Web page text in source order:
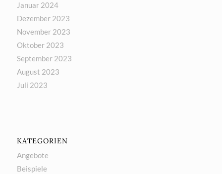
Januar 2024
Dezember 2023
November 2023
Oktober 2023
September 2023
August 2023
Juli 2023
KATEGORIEN
Angebote
Beispiele